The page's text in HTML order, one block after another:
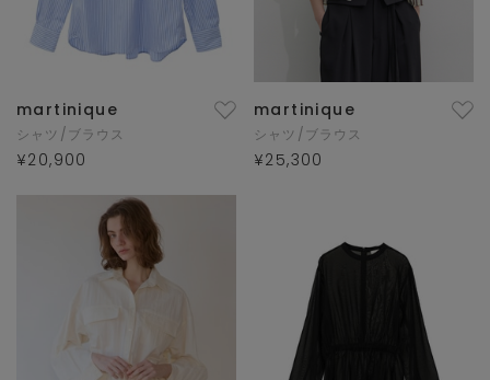
martinique
シャツ/ブラウス
¥20,900
martinique
シャツ/ブラウス
¥25,300